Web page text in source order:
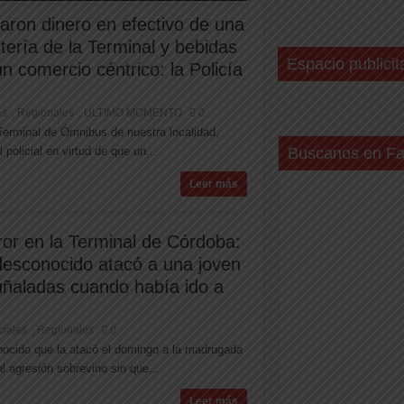
dinero en efectivo de una
de la Terminal y bebidas
comercio céntrico: la Policía
Regionales ULTIMO MOMENTO 0
de Ómnibus de nuestra localidad,
policial en virtud de que un...
Leer más
en la Terminal de Córdoba:
atacó a una joven
cuando había ido a
Regionales 0
que la atacó el domingo a la madrugada
agresión sobrevino sin que...
Leer más
Espacio
Buscanos en